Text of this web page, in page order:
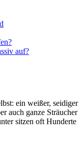
auf?
ein weißer, seidiger
auch ganze Sträucher
sitzen oft Hunderte